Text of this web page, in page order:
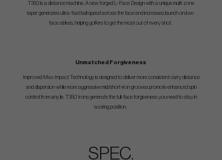
T350 is a distance machine. A new forged L-Face Design with a unique multi-zone
taper generates ultra-fast ball speed across the face and increases launch on low-
face strikes, helping golfers to get the most out of every shot.
Unmatched Forgiveness
Improved Max Impact Technology is designed to deliver more consistent carry distance
and dispersion while more aggressive mid/short-iron grooves promote enhanced spin
control from any lie. T350 Irons generate the full-face forgiveness you need to stay in
scoring position.
SPEC.